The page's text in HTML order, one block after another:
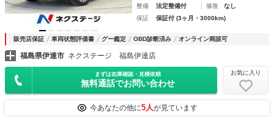
整備
法定整備付 修復
なし
保証
保証付 (3ヶ月・3000km)
販売店保証 車両状態評価書 グー鑑定 OBD診断済み オンライン商談可
福島県伊達市 ネクステージ 福島伊達店
まずは在庫確認・見積依頼
無料通話でお問い合わせ
お気に入り
今あなたの他に5人が見ています